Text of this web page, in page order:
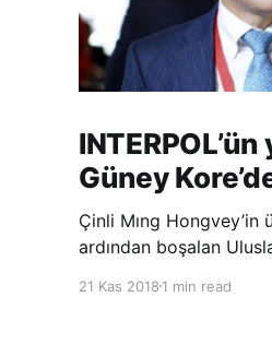
Güney
Çinli Mıng Hongvey’in
ardından boşalan
Jong Yang seçildi.
21 Kas 2018 1 min read